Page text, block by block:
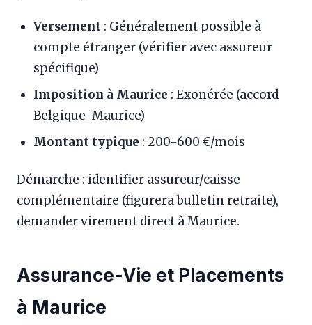
Versement : Généralement possible à
compte étranger (vérifier avec assureur
spécifique)
Imposition à Maurice : Exonérée (accord
Belgique-Maurice)
Montant typique : 200-600 €/mois
Démarche : identifier assureur/caisse
complémentaire (figurera bulletin retraite),
demander virement direct à Maurice.
Assurance-Vie et Placements
à Maurice